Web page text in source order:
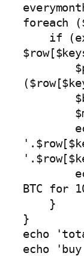
foreach
BTC for
}
echo
echo